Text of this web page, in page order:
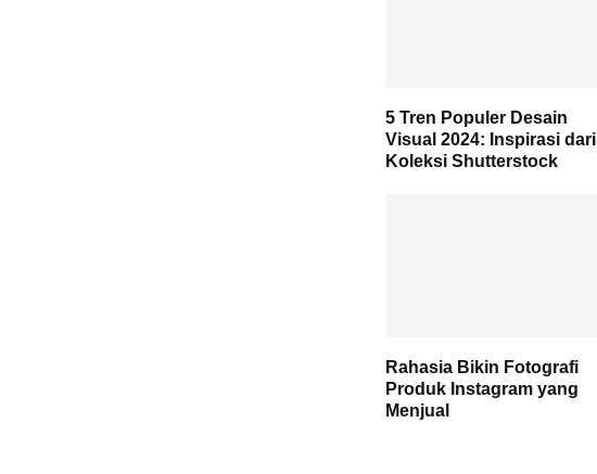
5 Tren Populer Desain
Visual 2024: Inspirasi dari
Koleksi Shutterstock
Rahasia Bikin Fotografi
Produk Instagram yang
Menjual